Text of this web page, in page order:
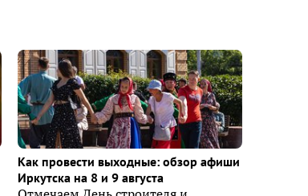
Как провести выходные: обзор афиши
Иркутска на 8 и 9 августа